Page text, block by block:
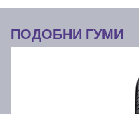
ПОДОБНИ ГУМИ